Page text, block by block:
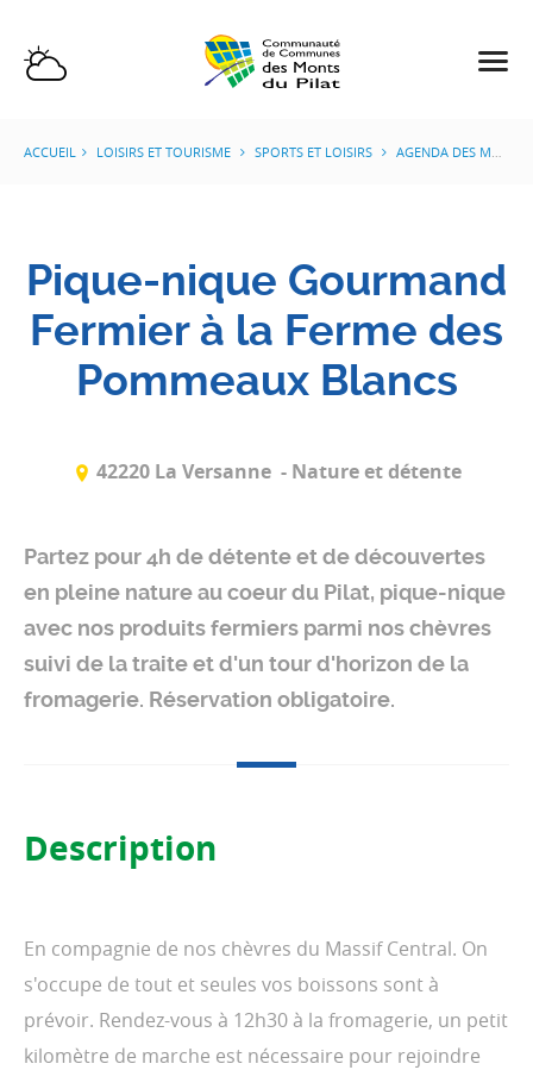
ACCUEIL LOISIRS ET TOURISME SPORTS ET LOISIRS AGENDA DES MANIFESTATIONS
Pique-nique Gourmand
Fermier à la Ferme des
Pommeaux Blancs
42220 La Versanne - Nature et détente
Partez pour 4h de détente et de découvertes
en pleine nature au coeur du Pilat, pique-nique
avec nos produits fermiers parmi nos chèvres
suivi de la traite et d'un tour d'horizon de la
fromagerie. Réservation obligatoire.
Description
En compagnie de nos chèvres du Massif Central. On
s'occupe de tout et seules vos boissons sont à
prévoir. Rendez-vous à 12h30 à la fromagerie, un petit
kilomètre de marche est nécessaire pour rejoindre